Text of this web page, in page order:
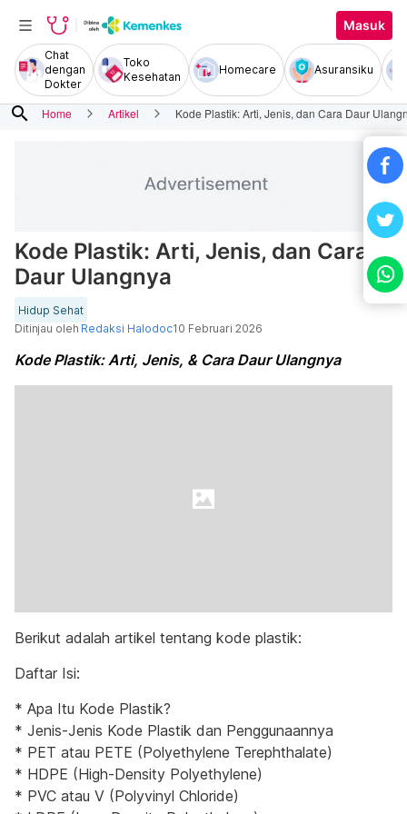
Masuk
Chat
dengan
Dokter
Toko
Kesehatan
Homecare Asuransiku
search Home Artikel Kode Plastik: Arti, Jenis, dan Cara Daur
Kode Plastik: Arti, Jenis, dan Cara
Daur Ulangnya
Hidup Sehat
Ditinjau oleh Redaksi Halodoc10 Februari 2026
Kode Plastik: Arti, Jenis, & Cara Daur Ulangnya
Berikut adalah artikel tentang kode plastik:
Daftar Isi:
* Apa Itu Kode Plastik?
* Jenis-Jenis Kode Plastik dan Penggunaannya
* PET atau PETE (Polyethylene Terephthalate)
* HDPE (High-Density Polyethylene)
* PVC atau V (Polyvinyl Chloride)